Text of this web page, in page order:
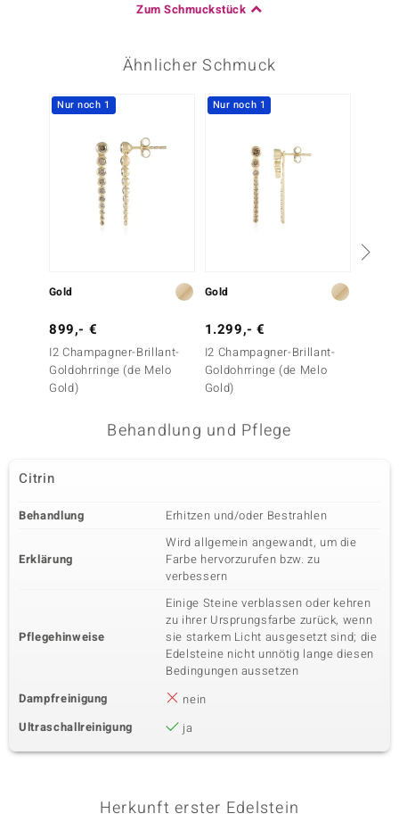
Zum Schmuckstück
Ähnlicher Schmuck
Nur noch 1
Gold
899,- €
I2 Champagner-Brillant-
Goldohrringe (de Melo
Gold)
Nur noch 1
Gold
1.299,- €
I2 Champagner-Brillant-
Goldohrringe (de Melo
Gold)
Behandlung und Pflege
Citrin
Behandlung Erhitzen und/oder Bestrahlen
Erklärung
Wird allgemein angewandt, um die
Farbe hervorzurufen bzw. zu
verbessern
Pflegehinweise
Einige Steine verblassen oder kehren
zu ihrer Ursprungsfarbe zurück, wenn
sie starkem Licht ausgesetzt sind; die
Edelsteine nicht unnötig lange diesen
Bedingungen aussetzen
Dampfreinigung
nein
Ultraschallreinigung
ja
Herkunft erster Edelstein